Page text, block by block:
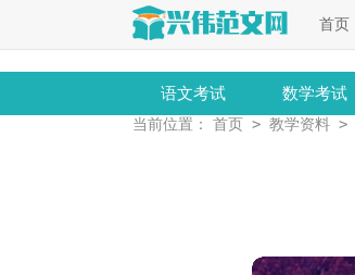
首页
语文考试 数学考试
当前位置： 首页 > 教学资料 >